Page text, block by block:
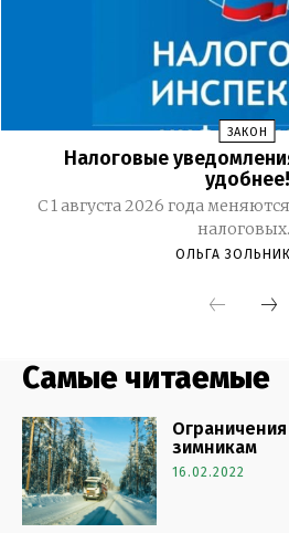
Самые читаемые
зимникам
16.02.2022